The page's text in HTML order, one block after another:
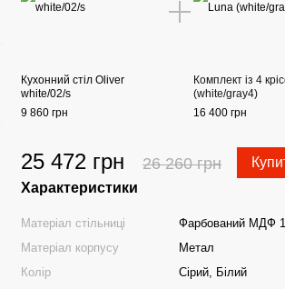
Кухонний стіл Oliver
white/02/s
9 860 грн
Комплект із 4
(white/gray4)
16 400 грн
25 472 грн 26 260 грн
Характеристики
Матеріал стільниці
Фарбований МДФ
Матеріал корпусу
Метал
Колір
Сірий, Білий